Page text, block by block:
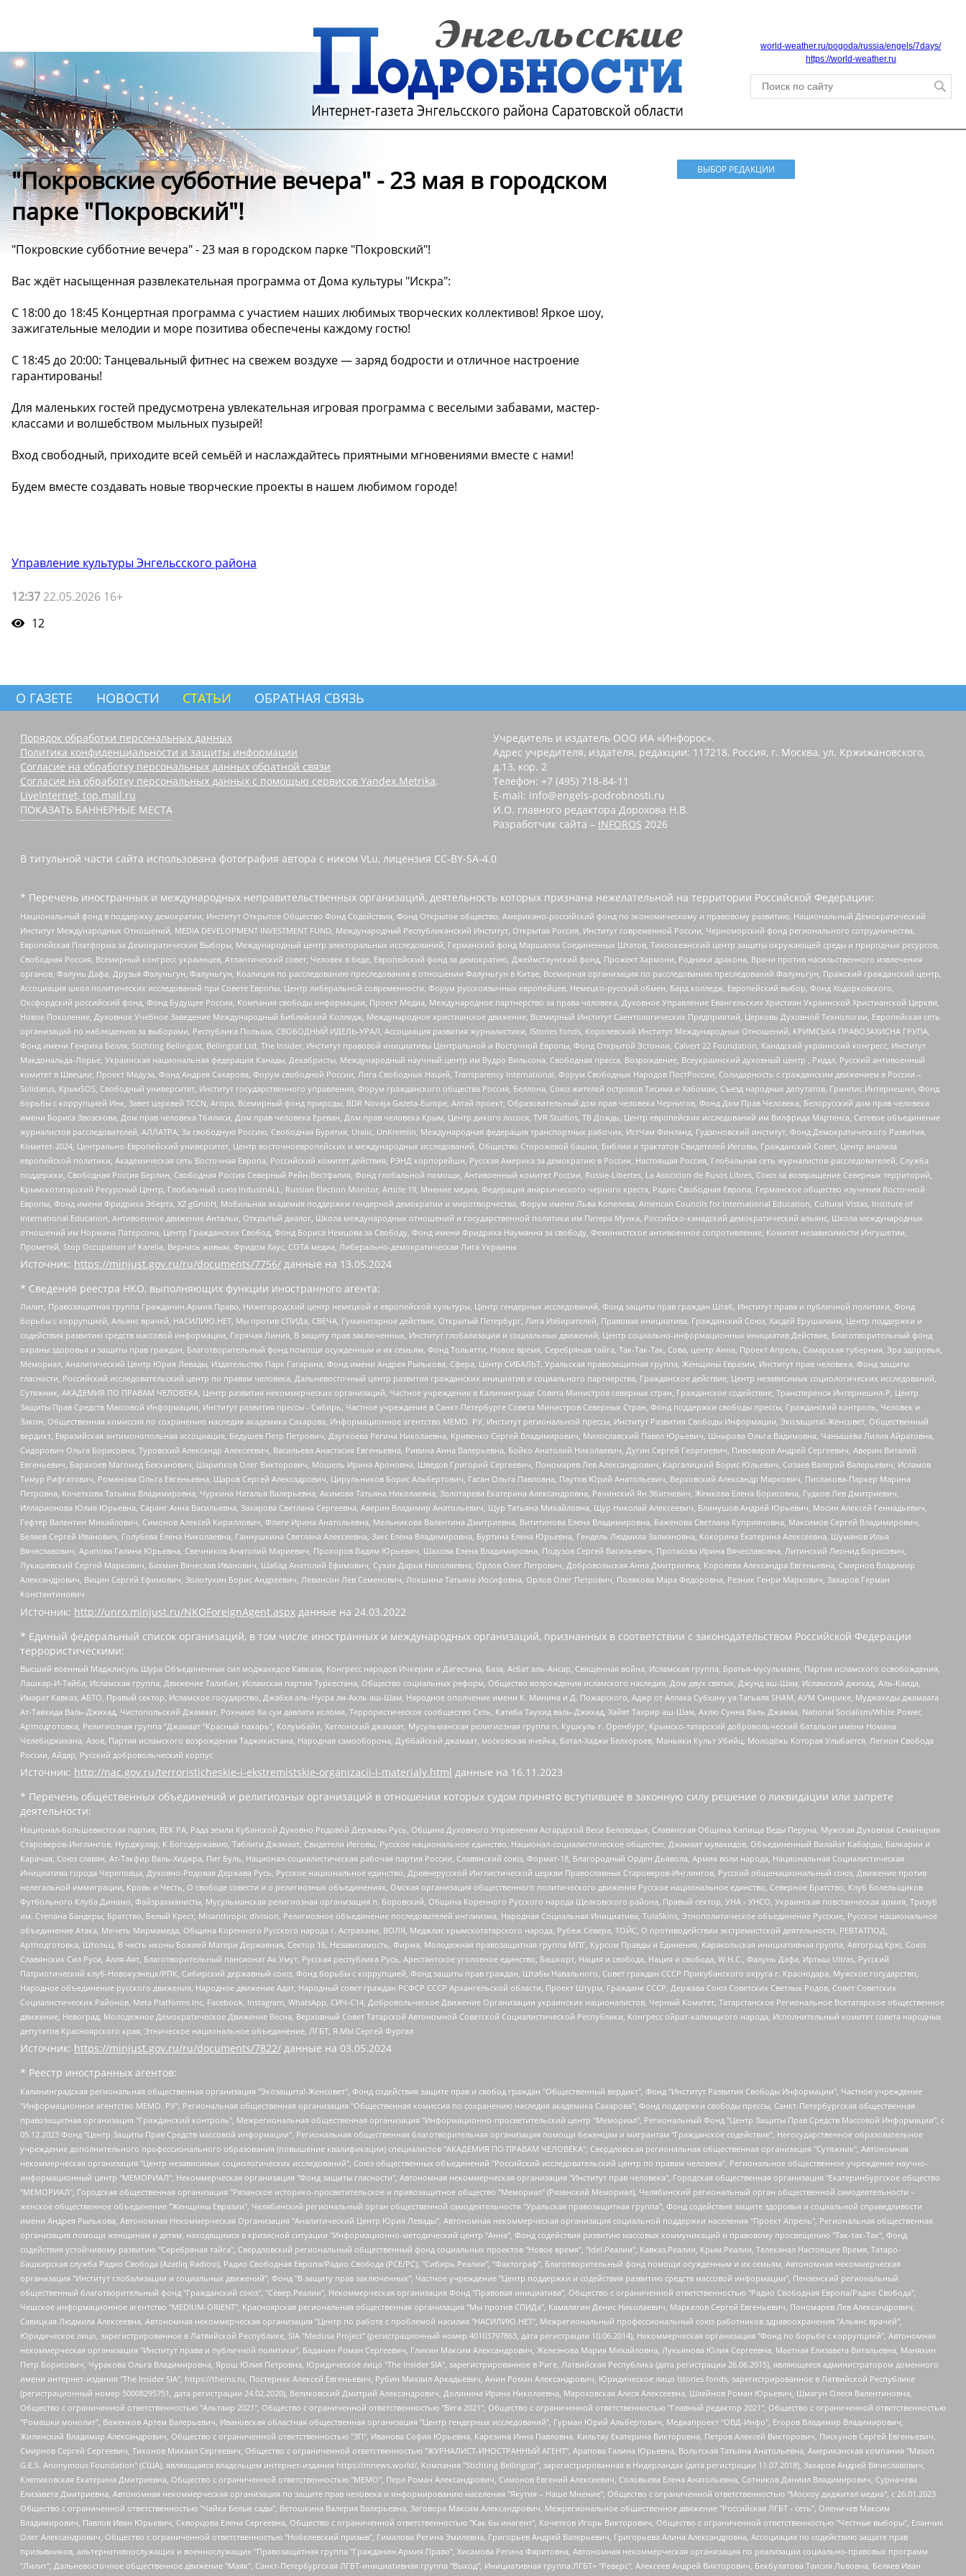
world-weather.ru/pogoda/russia/engels/7days/
https://world-weather.ru
"Покровские субботние вечера" - 23 мая в городском
парке "Покровский"!
"Покровские субботние вечера" - 23 мая в городском парке "Покровский"!
Вас ждёт насыщенная развлекательная программа от Дома культуры "Искра":
С 18:00 до 18:45 Концертная программа с участием наших любимых творческих коллективов! Яркое шоу,
зажигательные мелодии и море позитива обеспечены каждому гостю!
С 18:45 до 20:00: Танцевальный фитнес на свежем воздухе — заряд бодрости и отличное настроение
гарантированы!
Для маленьких гостей предусмотрена увлекательная игровая программа с веселыми забавами, мастер-
классами и волшебством мыльных пузырей!
Вход свободный, приходите всей семьёй и наслаждайтесь приятными мгновениями вместе с нами!
Будем вместе создавать новые творческие проекты в нашем любимом городе!
Управление культуры Энгельсского района
12:37 22.05.2026 16+
12
ВЫБОР РЕДАКЦИИ
О ГАЗЕТЕ НОВОСТИ СТАТЬИ ОБРАТНАЯ СВЯЗЬ
Порядок обработки персональных данных
Политика конфиденциальности и защиты информации
Согласие на обработку персональных данных обратной связи
Согласие на обработку персональных данных с помощью сервисов Yandex.Metrika,
LiveInternet, top.mail.ru
ПОКАЗАТЬ БАННЕРНЫЕ МЕСТА
Учредитель и издатель ООО ИА «Инфорос».
Адрес учредителя, издателя, редакции: 117218, Россия, г. Москва, ул. Кржижановского,
д.13, кор. 2
Телефон: +7 (495) 718-84-11
E-mail: info@engels-podrobnosti.ru
И.О. главного редактора Дорохова Н.В.
Разработчик сайта – INFOROS 2026
В титульной части сайта использована фотография автора с ником VLu, лицензия CC-BY-SA-4.0
* Перечень иностранных и международных неправительственных организаций, деятельность которых признана нежелательной на территории Российской Федерации:
Национальный фонд в поддержку демократии, Институт Открытое Общество Фонд Содействия, Фонд Открытое общество, Американо-российский фонд по экономическому и правовому развитию, Национальный Демократический
Институт Международных Отношений, MEDIA DEVELOPMENT INVESTMENT FUND, Международный Республиканский Институт, Открытая Россия, Институт современной России, Черноморский фонд регионального сотрудничества,
Европейская Платформа за Демократические Выборы, Международный центр электоральных исследований, Германский фонд Маршалла Соединенных Штатов, Тихоокеанский центр защиты окружающей среды и природных ресурсов,
Свободная Россия, Всемирный конгресс украинцев, Атлантический совет, Человек в беде, Европейский фонд за демократию, Джеймстаунский фонд, Прожект Хармони, Родники дракона, Врачи против насильственного извлечения
органов, Фалунь Дафа, Друзья Фалуньгун, Фалуньгун, Коалиция по расследованию преследования в отношении Фалуньгун в Китае, Всемирная организация по расследованию преследований Фалуньгун, Пражский гражданский центр,
Ассоциация школ политических исследований при Совете Европы, Центр либеральной современности, Форум русскоязычных европейцев, Немецко-русский обмен, Бард колледж, Европейский выбор, Фонд Ходорковского,
Оксфордский российский фонд, Фонд Будущее России, Компания свободы информации, Проект Медиа, Международное партнерство за права человека, Духовное Управление Евангельских Христиан Украинской Христианской Церкви,
Новое Поколение, Духовное Учебное Заведение Международный Библейский Колледж, Международное христианское движение, Всемирный Институт Саентологических Предприятий, Церковь Духовной Технологии, Европейская сеть
организаций по наблюдению за выборами, Республика Польша, СВОБОДНЫЙ ИДЕЛЬ-УРАЛ, Ассоциация развития журналистики, IStories fonds, Королевский Институт Международных Отношений, КРИМСЬКА ПРАВОЗАХИСНА ГРУПА,
Фонд имени Генриха Бёлля, Stichting Bellingcat, Bellingcat Ltd, The Insider, Институт правовой инициативы Центральной и Восточной Европы, Фонд Открытой Эстонии, Calvert 22 Foundation, Канадский украинский конгресс, Институт
Макдональда-Лорье, Украинская национальная федерация Канады, Декабристы, Международный научный центр им Вудро Вильсона, Свободная пресса, Возрождение, Всеукраинский духовный центр , Риддл, Русский антивоенный
комитет в Швеции, Проект Медуза, Фонд Андрея Сахарова, Форум свободной России, Лига Свободных Наций, Transparеncy International, Форум Свободных Народов ПостРоссии, Солидарность с гражданским движением в России –
Solidarus, КрымSOS, Свободный университет, Институт государственного управления, Форум гражданского общества Россия, Беллона, Союз жителей островов Тисима и Хабомаи, Съезд народных депутатов, Гринпис Интернешнл, Фонд
борьбы с коррупцией Инк, Завет церквей TCCN, Агора, Всемирный фонд природы, BDR Novaja Gazeta-Europe, Алтай проект, Образовательный дом прав человека Чернигов, Фонд Дом Прав Человека, Белорусский дом прав человека
имени Бориса Звозскова, Дом прав человека Тбилиси, Дом прав человека Ереван, Дом прав человека Крым, Центр дикого лосося, TVR Studios, ТВ Дождь, Центр европейских исследований им Вилфрида Мартенса, Сетевое объединение
журналистов расследователей, АЛЛАТРА, За свободную Россию, Свободная Бурятия, Uralic, UnKremlin, Международная федерация транспортных рабочих, ИстЧам Финланд, Гудзоновский институт, Фонд Демократического Развития,
Комитет-2024, Центрально-Европейский университет, Центр восточноевропейских и международных исследований, Общество Сторожевой башни, Библии и трактатов Свидетелей Иеговы, Гражданский Совет, Центр анализа
европейской политики, Академическая сеть Восточная Европа, Российский комитет действия, РЭНД корпорейшн, Русская Америка за демократию в России, Настоящая Россия, Глобальная сеть журналистов-расследователей, Служба
поддержки, Свободная Россия Берлин, Свободная Россия Северный Рейн-Вестфалия, Фонд глобальной помощи, Антивоенный комитет России, Russie-Libertes, La Asocicion de Rusos Libres, Союз за возвращение Северных территорий,
Крымскотатарский Ресурсный Центр, Глобальный союз IndustriALL, Russian Election Monitor, Article 19, Мнение медиа, Федерация анархического черного креста, Радио Свободная Европа, Германское общество изучения Восточной
Европы, Фонд имени Фридриха Эберта, XZ gGmbH, Мобильная академия поддержки гендерной демократии и миротворчества, Форум имени Льва Копелева, American Councils for International Education, Cultural Vistas, Institute of
International Education, Антивоенное движение Антальи, Открытый диалог, Школа международных отношений и государственной политики им Питера Мунка, Российско-канадский демократический альянс, Школа международных
отношений им Нормана Патерсона, Центр Гражданских Свобод, Фонд Бориса Немцова за Свободу, Фонд имени Фридриха Науманна за свободу, Феминистское антивоенное сопротивление, Комитет независимости Ингушетии,
Прометей, Stop Occupation of Karelia, Вернись живым, Фридом Хаус, СОТА медиа, Либерально-демократическая Лига Украины
Источник: https://minjust.gov.ru/ru/documents/7756/ данные на 13.05.2024
* Сведения реестра НКО, выполняющих функции иностранного агента:
Лилит, Правозащитная группа Гражданин.Армия.Право, Нижегородский центр немецкой и европейской культуры, Центр гендерных исследований, Фонд защиты прав граждан Штаб, Институт права и публичной политики, Фонд
борьбы с коррупцией, Альянс врачей, НАСИЛИЮ.НЕТ, Мы против СПИДа, СВЕЧА, Гуманитарное действие, Открытый Петербург, Лига Избирателей, Правовая инициатива, Гражданский Союз, Хасдей Ерушалаим, Центр поддержки и
содействия развитию средств массовой информации, Горячая Линия, В защиту прав заключенных, Институт глобализации и социальных движений, Центр социально-информационных инициатив Действие, Благотворительный фонд
охраны здоровья и защиты прав граждан, Благотворительный фонд помощи осужденным и их семьям, Фонд Тольятти, Новое время, Серебряная тайга, Так-Так-Так, Сова, центр Анна, Проект Апрель, Самарская губерния, Эра здоровья,
Мемориал, Аналитический Центр Юрия Левады, Издательство Парк Гагарина, Фонд имени Андрея Рылькова, Сфера, Центр СИБАЛЬТ, Уральская правозащитная группа, Женщины Евразии, Институт прав человека, Фонд защиты
гласности, Российский исследовательский центр по правам человека, Дальневосточный центр развития гражданских инициатив и социального партнерства, Гражданское действие, Центр независимых социологических исследований,
Сутяжник, АКАДЕМИЯ ПО ПРАВАМ ЧЕЛОВЕКА, Центр развития некоммерческих организаций, Частное учреждение в Калининграде Совета Министров северных стран, Гражданское содействие, Трансперенси Интернешнл-Р, Центр
Защиты Прав Средств Массовой Информации, Институт развития прессы - Сибирь, Частное учреждение в Санкт-Петербурге Совета Министров Северных Стран, Фонд поддержки свободы прессы, Гражданский контроль, Человек и
Закон, Общественная комиссия по сохранению наследия академика Сахарова, Информационное агентство МЕМО. РУ, Институт региональной прессы, Институт Развития Свободы Информации, Экозащита!-Женсовет, Общественный
вердикт, Евразийская антимонопольная ассоциация, Бедушев Петр Петрович, Дзугкоева Регина Николаевна, Кривенко Сергей Владимирович, Милославский Павел Юрьевич, Шнырова Ольга Вадимовна, Чанышева Лилия Айратовна,
Сидорович Ольга Борисовна, Туровский Александр Алексеевич, Васильева Анастасия Евгеньевна, Ривина Анна Валерьевна, Бойко Анатолий Николаевич, Дугин Сергей Георгиевич, Пивоваров Андрей Сергеевич, Аверин Виталий
Евгеньевич, Барахоев Магомед Бекханович, Шарипков Олег Викторович, Мошель Ирина Ароновна, Шведов Григорий Сергеевич, Пономарев Лев Александрович, Каргалицкий Борис Юльевич, Созаев Валерий Валерьевич, Исламов
Тимур Рифгатович, Романова Ольга Евгеньевна, Щаров Сергей Алексадрович, Цирульников Борис Альбертович, Гасан Ольга Павловна, Паутов Юрий Анатольевич, Верховский Александр Маркович, Пислакова-Паркер Марина
Петровна, Кочеткова Татьяна Владимировна, Чуркина Наталья Валерьевна, Акимова Татьяна Николаевна, Золотарева Екатерина Александровна, Рачинский Ян Збигневич, Жемкова Елена Борисовна, Гудков Лев Дмитриевич,
Илларионова Юлия Юрьевна, Саранг Анна Васильевна, Захарова Светлана Сергеевна, Аверин Владимир Анатольевич, Щур Татьяна Михайловна, Щур Николай Алексеевич, Блинушов Андрей Юрьевич, Мосин Алексей Геннадьевич,
Гефтер Валентин Михайлович, Симонов Алексей Кириллович, Флиге Ирина Анатольевна, Мельникова Валентина Дмитриевна, Вититинова Елена Владимировна, Баженова Светлана Куприяновна, Максимов Сергей Владимирович,
Беляев Сергей Иванович, Голубева Елена Николаевна, Ганнушкина Светлана Алексеевна, Закс Елена Владимировна, Буртина Елена Юрьевна, Гендель Людмила Залмановна, Кокорина Екатерина Алексеевна, Шуманов Илья
Вячеславович, Арапова Галина Юрьевна, Свечников Анатолий Мариевич, Прохоров Вадим Юрьевич, Шахова Елена Владимировна, Подузов Сергей Васильевич, Протасова Ирина Вячеславовна, Литинский Леонид Борисович,
Лукашевский Сергей Маркович, Бахмин Вячеслав Иванович, Шабад Анатолий Ефимович, Сухих Дарья Николаевна, Орлов Олег Петрович, Добровольская Анна Дмитриевна, Королева Александра Евгеньевна, Смирнов Владимир
Александрович, Вицин Сергей Ефимович, Золотухин Борис Андреевич, Левинсон Лев Семенович, Локшина Татьяна Иосифовна, Орлов Олег Петрович, Полякова Мара Федоровна, Резник Генри Маркович, Захаров Герман
Константинович
Источник: http://unro.minjust.ru/NKOForeignAgent.aspx данные на 24.03.2022
* Единый федеральный список организаций, в том числе иностранных и международных организаций, признанных в соответствии с законодательством Российской Федерации
террористическими:
Высший военный Маджлисуль Шура Объединенных сил моджахедов Кавказа, Конгресс народов Ичкерии и Дагестана, База, Асбат аль-Ансар, Священная война, Исламская группа, Братья-мусульмане, Партия исламского освобождения,
Лашкар-И-Тайба, Исламская группа, Движение Талибан, Исламская партия Туркестана, Общество социальных реформ, Общество возрождения исламского наследия, Дом двух святых, Джунд аш-Шам, Исламский джихад, Аль-Каида,
Имарат Кавказ, АБТО, Правый сектор, Исламское государство, Джабха аль-Нусра ли-Ахль аш-Шам, Народное ополчение имени К. Минина и Д. Пожарского, Аджр от Аллаха Субхану уа Тагьаля SHAM, АУМ Синрике, Муджахеды джамаата
Ат-Тавхида Валь-Джихад, Чистопольский Джамаат, Рохнамо ба суи давлати исломи, Террористическое сообщество Сеть, Катиба Таухид валь-Джихад, Хайят Тахрир аш-Шам, Ахлю Сунна Валь Джамаа, National Socialism/White Power,
Артподготовка, Религиозная группа “Джамаат “Красный пахарь”, Колумбайн, Хатлонский джамаат, Мусульманская религиозная группа п. Кушкуль г. Оренбург, Крымско-татарский добровольческий батальон имени Номана
Челебиджихана, Азов, Партия исламского возрождения Таджикистана, Народная самооборона, Дуббайский джамаат, московская ячейка, Батал-Хаджи Белхороев, Маньяки Культ Убийц, Молодёжь Которая Улыбается, Легион Свобода
России, Айдар, Русский добровольческий корпус
Источник: http://nac.gov.ru/terroristicheskie-i-ekstremistskie-organizacii-i-materialy.html данные на 16.11.2023
* Перечень общественных объединений и религиозных организаций в отношении которых судом принято вступившее в законную силу решение о ликвидации или запрете
деятельности:
Национал-большевистская партия, ВЕК РА, Рада земли Кубанской Духовно Родовой Державы Русь, Община Духовного Управления Асгардской Веси Беловодья, Славянская Община Капища Веды Перуна, Мужская Духовная Семинария
Староверов-Инглингов, Нурджулар, К Богодержавию, Таблиги Джамаат, Свидетели Иеговы, Русское национальное единство, Национал-социалистическое общество, Джамаат мувахидов, Объединенный Вилайат Кабарды, Балкарии и
Карачая, Союз славян, Ат-Такфир Валь-Хиджра, Пит Буль, Национал-социалистическая рабочая партия России, Славянский союз, Формат-18, Благородный Орден Дьявола, Армия воли народа, Национальная Социалистическая
Инициатива города Череповца, Духовно-Родовая Держава Русь, Русское национальное единство, Древнерусской Инглистической церкви Православных Староверов-Инглингов, Русский общенациональный союз, Движение против
нелегальной иммиграции, Кровь и Честь, О свободе совести и о религиозных объединениях, Омская организация общественного политического движения Русское национальное единство, Северное Братство, Клуб Болельщиков
Футбольного Клуба Динамо, Файзрахманисты, Мусульманская религиозная организация п. Боровский, Община Коренного Русского народа Щелковского района, Правый сектор, УНА - УНСО, Украинская повстанческая армия, Тризуб
им. Степана Бандеры, Братство, Белый Крест, Misanthropic division, Религиозное объединение последователей инглиизма, Народная Социальная Инициатива, TulaSkins, Этнополитическое объединение Русские, Русское национальное
объединение Атака, Мечеть Мирмамеда, Община Коренного Русского народа г. Астрахани, ВОЛЯ, Меджлис крымскотатарского народа, Рубеж Севера, ТОЙС, О противодействии экстремистской деятельности, РЕВТАТПОД,
Артподготовка, Штольц, В честь иконы Божией Матери Державная, Сектор 16, Независимость, Фирма, Молодежная правозащитная группа МПГ, Курсом Правды и Единения, Каракольская инициативная группа, Автоград Крю, Союз
Славянских Сил Руси, Алля-Аят, Благотворительный пансионат Ак Умут, Русская республика Русь, Арестантское уголовное единство, Башкорт, Нация и свобода, Нация и свобода, W.H.С., Фалунь Дафа, Иртыш Ultras, Русский
Патриотический клуб-Новокузнецк/РПК, Сибирский державный союз, Фонд борьбы с коррупцией, Фонд защиты прав граждан, Штабы Навального, Совет граждан СССР Прикубанского округа г. Краснодара, Мужское государство,
Народное объединение русского движения, Народное движение Адат, Народный совет граждан РСФСР СССР Архангельской области, Проект Штурм, Граждане СССР, Держава Союз Советских Светлых Родов, Совет Советских
Социалистических Районов, Meta Platforms Inc, Facebook, Instagram, WhatsApp, СИЧ-С14, Добровольческое Движение Организации украинских националистов, Черный Комитет, Татарстанское Региональное Всетатарское общественное
движение, Невоград, Молодежное Демократическое Движение Весна, Верховный Совет Татарской Автономной Советской Социалистической Республики, Конгресс ойрат-калмыцкого народа, Исполнительный комитет совета народных
депутатов Красноярского края, Этническое национальное объединение, ЛГБТ, Я.МЫ Сергей Фургал
Источник: https://minjust.gov.ru/ru/documents/7822/ данные на 03.05.2024
* Реестр иностранных агентов:
Калининградская региональная общественная организация "Экозащита!-Женсовет", Фонд содействия защите прав и свобод граждан "Общественный вердикт", Фонд "Институт Развития Свободы Информации", Частное учреждение "Информационное агентство МЕМО. РУ", Региональная общественная организация "Общественная комиссия по сохранению наследия академика Сахарова", Фонд поддержки свободы прессы, Санкт-Петербургская общественная правозащитная организация "Гражданский контроль", Межрегиональная общественная организация "Информационно-просветительский центр "Мемориал", Региональный Фонд "Центр Защиты Прав Средств Массовой Информации", с 05.12.2023 Фонд "Центр Защиты Прав Средств массовой информации", Региональная общественная благотворительная организация помощи беженцам и мигрантам "Гражданское содействие", Негосударственное образовательное учреждение дополнительного профессионального образования (повышение квалификации) специалистов "АКАДЕМИЯ ПО ПРАВАМ ЧЕЛОВЕКА", Свердловская региональная общественная организация "Сутяжник", Автономная некоммерческая организация "Центр независимых социологических исследований", Союз общественных объединений "Российский исследовательский центр по правам человека", Региональное общественное учреждение научно-информационный центр "МЕМОРИАЛ", Некоммерческая организация "Фонд защиты гласности", Автономная некоммерческая организация "Институт прав человека", Городская общественная организация "Екатеринбургское общество "МЕМОРИАЛ", Городская общественная организация "Рязанское историко-просветительское и правозащитное общество "Мемориал" (Рязанский Мемориал), Челябинский региональный орган общественной самодеятельности – женское общественное объединение "Женщины Евразии", Челябинский региональный орган общественной самодеятельности "Уральская правозащитная группа", Фонд содействия защите здоровья и социальной справедливости имени Андрея Рылькова, Автономная Некоммерческая Организация "Аналитический Центр Юрия Левады", Автономная некоммерческая организация социальной поддержки населения "Проект Апрель", Региональная общественная организация помощи женщинам и детям, находящимся в кризисной ситуации "Информационно-методический центр "Анна", Фонд содействия развитию массовых коммуникаций и правовому просвещению "Так-так-Так", Фонд содействия устойчивому развитию "Серебряная тайга", Свердловский региональный общественный фонд социальных проектов "Новое время", "Idel.Реалии", Кавказ.Реалии, Крым.Реалии, Телеканал Настоящее Время, Татаро-башкирская служба Радио Свобода (Azatliq Radiosi), Радио Свободная Европа/Радио Свобода (PCE/PC), "Сибирь.Реалии", "Фактограф", Благотворительный фонд помощи осужденным и их семьям, Автономная некоммерческая организация "Институт глобализации и социальных движений", Фонд "В защиту прав заключенных", Частное учреждение "Центр поддержки и содействия развитию средств массовой информации", Пензенский региональный общественный благотворительный фонд "Гражданский союз", "Север.Реалии", Некоммерческая организация Фонд "Правовая инициатива", Общество с ограниченной ответственностью "Радио Свободная Европа/Радио Свобода", Чешское информационное агентство "MEDIUM-ORIENT", Красноярская региональная общественная организация "Мы против СПИДа", Камалягин Денис Николаевич, Маркелов Сергей Евгеньевич, Пономарев Лев Александрович, Савицкая Людмила Алексеевна, Автономная некоммерческая организация "Центр по работе с проблемой насилия "НАСИЛИЮ.НЕТ", Межрегиональный профессиональный союз работников здравоохранения "Альянс врачей", Юридическое лицо, зарегистрированное в Латвийской Республике, SIA "Medusa Project" (регистрационный номер 40103797863, дата регистрации 10.06.2014), Некоммерческая организация "Фонд по борьбе с коррупцией", Автономная некоммерческая организация "Институт права и публичной политики", Баданин Роман Сергеевич, Гликин Максим Александрович, Железнова Мария Михайловна, Лукьянова Юлия Сергеевна, Маетная Елизавета Витальевна, Маняхин Петр Борисович, Чуракова Ольга Владимировна, Ярош Юлия Петровна, Юридическое лицо "The Insider SIA", зарегистрированное в Риге, Латвийская Республика (дата регистрации 26.06.2015), являющееся администратором доменного имени интернет-издания "The Insider SIA", https://theins.ru, Постернак Алексей Евгеньевич, Рубин Михаил Аркадьевич, Анин Роман Александрович, Юридическое лицо Istories fonds, зарегистрированное в Латвийской Республике (регистрационный номер 50008295751, дата регистрации 24.02.2020), Великовский Дмитрий Александрович, Долинина Ирина Николаевна, Мароховская Алеся Алексеевна, Шлейнов Роман Юрьевич, Шмагун Олеся Валентиновна, Общество с ограниченной ответственностью "Альтаир 2021", Общество с ограниченной ответственностью "Вега 2021", Общество с ограниченной ответственностью "Главный редактор 2021", Общество с ограниченной ответственностью "Ромашки монолит", Важенков Артем Валерьевич, Ивановская областная общественная организация "Центр гендерных исследований", Гурман Юрий Альбертович, Медиапроект "ОВД-Инфо", Егоров Владимир Владимирович, Жилинский Владимир Александрович, Общество с ограниченной ответственностью "ЗП", Иванова София Юрьевна, Карезина Инна Павловна, Кильтау Екатерина Викторовна, Петров Алексей Викторович, Пискунов Сергей Евгеньевич, Смирнов Сергей Сергеевич, Тихонов Михаил Сергеевич, Общество с ограниченной ответственностью "ЖУРНАЛИСТ-ИНОСТРАННЫЙ АГЕНТ", Арапова Галина Юрьевна, Вольтская Татьяна Анатольевна, Американская компания "Mason G.E.S. Anonymous Foundation" (США), являющаяся владельцем интернет-издания https://mnews.world/, Компания "Stichting Bellingcat", зарегистрированная в Нидерландах (дата регистрации 11.07.2018), Захаров Андрей Вячеславович, Клепиковская Екатерина Дмитриевна, Общество с ограниченной ответственностью "МЕМО", Перл Роман Александрович, Симонов Евгений Алексеевич, Соловьева Елена Анатольевна, Сотников Даниил Владимирович, Сурначева Елизавета Дмитриевна, Автономная некоммерческая организация по защите прав человека и информированию населения "Якутия – Наше Мнение", Общество с ограниченной ответственностью "Москоу диджитал медиа", с 26.01.2023 Общество с ограниченной ответственностью "Чайка Белые сады", Ветошкина Валерия Валерьевна, Заговора Максим Александрович, Межрегиональное общественное движение "Российская ЛГБТ - сеть", Оленичев Максим Владимирович, Павлов Иван Юрьевич, Скворцова Елена Сергеевна, Общество с ограниченной ответственностью "Как бы инагент", Кочетков Игорь Викторович, Общество с ограниченной ответственностью "Честные выборы", Еланчик Олег Александрович, Общество с ограниченной ответственностью "Нобелевский призыв", Гималова Регина Эмилевна, Григорьев Андрей Валерьевич, Григорьева Алина Александровна, Ассоциация по содействию защите прав призывников, альтернативнослужащих и военнослужащих "Правозащитная группа "Гражданин.Армия.Право", Хисамова Регина Фаритовна, Автономная некоммерческая организация по реализации социально-правовых программ "Лилит", Дальневосточное общественное движение "Маяк", Санкт-Петербургская ЛГБТ-инициативная группа "Выход", Инициативная группа ЛГБТ+ "Реверс", Алексеев Андрей Викторович, Бекбулатова Таисия Львовна, Беляев Иван Михайлович, Владыкина Елена Сергеевна, Гельман Марат Александрович, Никульшина Вероника Юрьевна, Толоконникова Надежда Андреевна, Шендерович Виктор Анатольевич, Общество с ограниченной ответственностью "Данное сообщение", Общество с ограниченной ответственностью Издательский дом "Новая глава", Айнбиндер Александра Александровна, Московский комьюнити-центр для ЛГБТ+инициатив, Благотворительный фонд развития филантропии, Deutsche Welle (Германия, Kurt-Schumacher-Strasse 3, 53113 Bonn), Борзунова Мария Михайловна, Воробьев Виктор Викторович, Голубева Анна Львовна, Константинова Алла Михайловна, Малкова Ирина Владимировна, Мурадов Мурад Абдулгалимович, Осетинская Елизавета Николаевна, Понасенков Евгений Николаевич, Ганапольский Матвей Юрьевич, Киселев Евгений Алексеевич, Борухович Ирина Григорьевна, Дремин Иван Тимофеевич, Дубровский Дмитрий Викторович, Красноярская региональная общественная организация поддержки и развития альтернативных образовательных технологий и межкультурных коммуникаций "ИНТЕРРА", Маяковская Екатерина Алексеевна, Фейгин Марк Захарович, Филимонов Андрей Викторович, Дзугкоева Регина Николаевна, Доброхотов Роман Александрович, Дудь Юрий Александрович, Елкин Сергей Владимирович, Кругликов Кирилл Игоревич, Сабунаева Мария Леонидовна, Семенов Алексей Владимирович, Шаинян Карен Багратович, Шульман Екатерина Михайловна, Асафьев Артур Валерьевич, Вахштайн Виктор Семенович, Венедиктов Алексей Алексеевич, Лушникова Екатерина Евгеньевна, Волков Леонид Михайлович, Невзоров Александр Глебович, Пархоменко Сергей Борисович, Сироткин Ярослав Николаевич, Кара-Мурза Владимир Владимирович, Баранова Наталья Владимировна, Гозман Леонид Яковлевич, Кагарлицкий Борис Юльевич, Климарев Михаил Валерьевич, Милов Владимир Станиславович, Автономная некоммерческая организация Краснодарский центр современного искусства "Типография", Моргенштерн Алишер Тагирович, Соболь Любовь Эдуардовна, Общество с ограниченной ответственностью "ЛИЗА НОРМ", Каспаров Гарри Кимович, Ходорковский Михаил Борисович, Общество с ограниченной ответственностью "Апрельские тезисы", Данилович Ирина Брониславовна, Кашин Олег Владимирович, Петров Николай Владимирович, Пивоваров Алексей Владимирович, Соколов Михаил Владимирович, Цветкова Юлия Владимировна, Чичваркин Евгений Александрович, Комитет против пыток/Команда против пыток, Общество с ограниченной ответственностью "Первый научный", Общество с ограниченной ответственностью "Вертолет и ко", Белоцерковская Вероника Борисовна, Кац Максим Евгеньевич, Лазарева Татьяна Юрьевна, Шаведдинов Руслан Табризович, Яшин Илья Валерьевич, Общество с ограниченной ответственностью "Иноагент ААВ", Алешковский Дмитрий Петрович, Альбац Евгения Марковна, Быков Дмитрий Львович, Галямина Юлия Евгеньевна, Лойко Сергей Леонидович, Мартынов Кирилл Константинович, Медведев Сергей Александрович, Крашенинников Федор Геннадиевич, Гордеева Катерина Вл